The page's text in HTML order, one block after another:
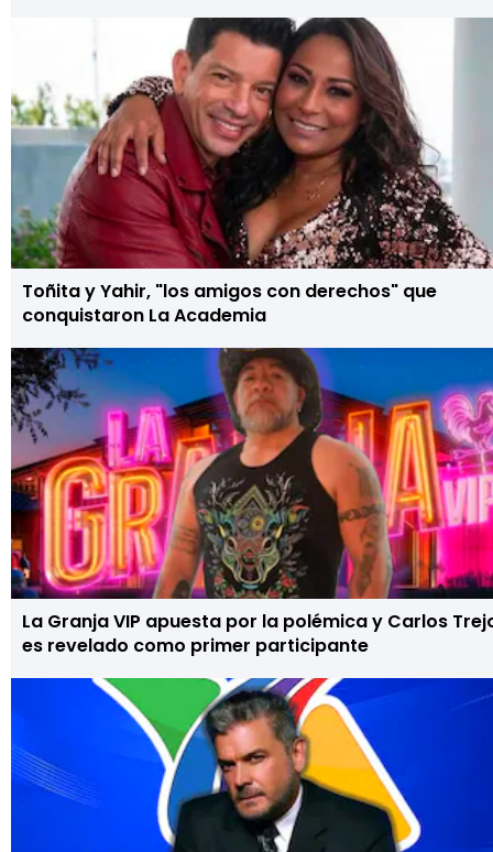
Toñita y Yahir, "los amigos con derechos" que
conquistaron La Academia
La Granja VIP apuesta por la polémica y Carlos
es revelado como primer participante